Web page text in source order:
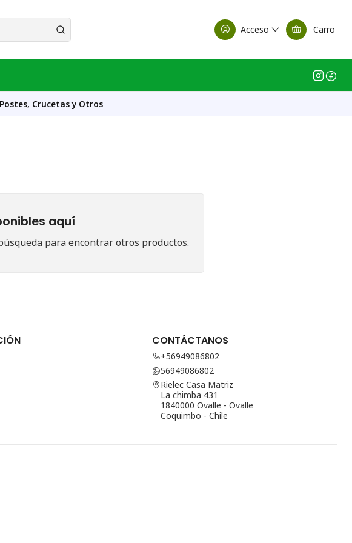
Acceso Carro
Postes, Crucetas y Otros
aquí
para encontrar otros productos.
CONTÁCTANOS
+56949086802
56949086802
Rielec Casa Matriz
La chimba 431
1840000 Ovalle - Ovalle
Coquimbo - Chile